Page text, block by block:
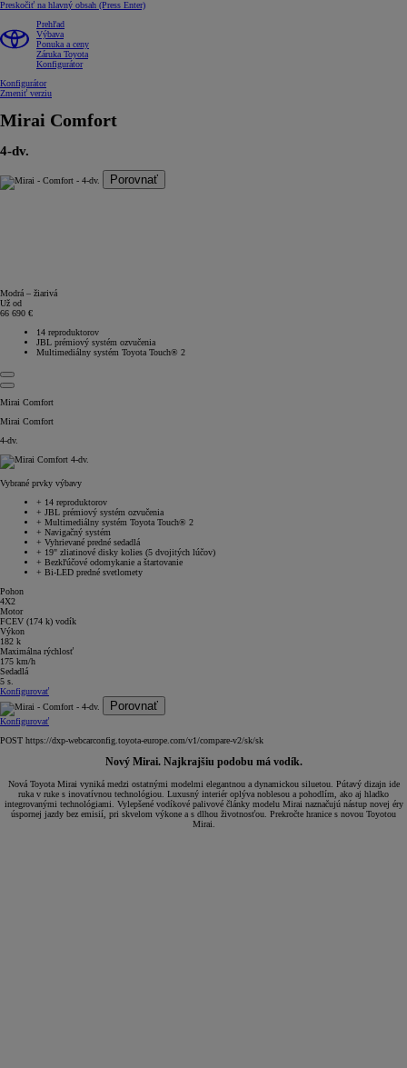
Preskočiť na hlavný obsah (Press Enter)
Prehľad
Výbava
Ponuka a ceny
Záruka Toyota
Konfigurátor
Konfigurátor
Zmeniť verziu
Mirai Comfort
4-dv.
Porovnať
Modrá – žiarivá
Už od
66 690 €
14 reproduktorov
JBL prémiový systém ozvučenia
Multimediálny systém Toyota Touch® 2
Mirai Comfort
Mirai Comfort
4-dv.
Vybrané prvky výbavy
+ 14 reproduktorov
+ JBL prémiový systém ozvučenia
+ Multimediálny systém Toyota Touch® 2
+ Navigačný systém
+ Vyhrievané predné sedadlá
+ 19" zliatinové disky kolies (5 dvojitých lúčov)
+ Bezkľúčové odomykanie a štartovanie
+ Bi-LED predné svetlomety
Pohon
4X2
Motor
FCEV (174 k) vodík
Výkon
182 k
Maximálna rýchlosť
175 km/h
Sedadlá
5 s.
Konfigurovať
Porovnať
Konfigurovať
POST https://dxp-webcarconfig.toyota-europe.com/v1/compare-v2/sk/sk
Nový Mirai. Najkrajšiu podobu má vodík.
Nová Toyota Mirai vyniká medzi ostatnými modelmi elegantnou a dynamickou siluetou. Pútavý dizajn ide
ruka v ruke s inovatívnou technológiou. Luxusný interiér oplýva noblesou a pohodlím, ako aj hladko
integrovanými technológiami. Vylepšené vodíkové palivové články modelu Mirai naznačujú nástup novej éry
úspornej jazdy bez emisií, pri skvelom výkone a s dlhou životnosťou. Prekročte hranice s novou Toyotou
Mirai.